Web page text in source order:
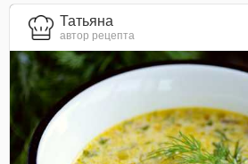
Татьяна
автор рецепта